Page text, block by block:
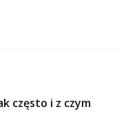
często i z czym